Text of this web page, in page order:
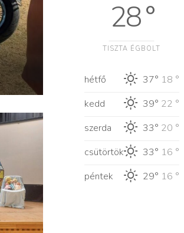
28 °
TISZTA ÉGBOLT
hétfő 37° 18 °
kedd
39° 22 °
szerda
33° 20 °
csütörtök
33° 16 °
péntek
29° 16 °